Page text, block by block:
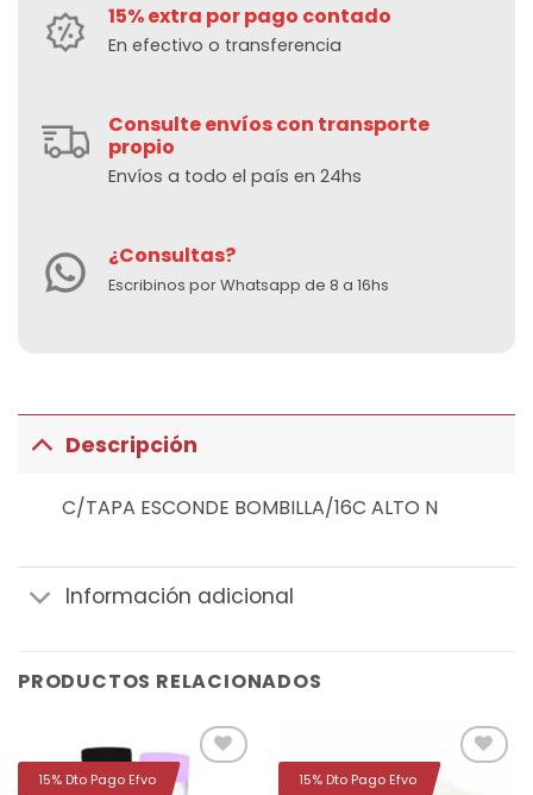
15% extra por pago contado
En efectivo o transferencia
Consulte envíos con transporte
propio
Envíos a todo el país en 24hs
¿Consultas?
Escribinos por Whatsapp de 8 a 16hs
Descripción
C/TAPA ESCONDE BOMBILLA/16C ALTO N
Información adicional
PRODUCTOS RELACIONADOS
15% Dto Pago Efvo 15% Dto Pago Efvo